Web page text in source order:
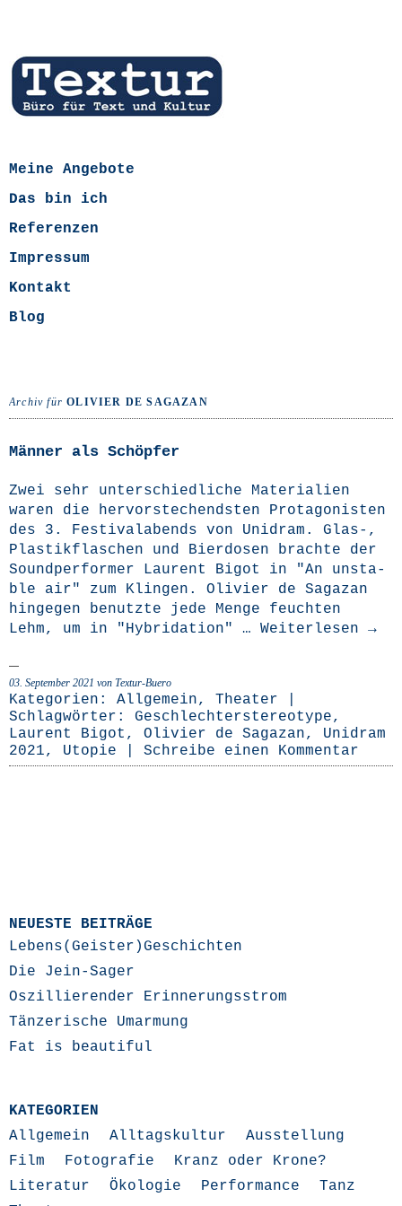
Meine Angebote
Das bin ich
Referenzen
Impressum
Kontakt
Blog
Archiv fürOLIVIER DE SAGAZAN
Männer als Schöpfer
Zwei sehr unter­schied­li­che Mate­ria­li­en
waren die her­vor­ste­chends­ten Prot­ago­nis­ten
des 3. Fes­ti­val­a­bends von Uni­dram. Glas‑,
Plas­tik­fla­schen und Bier­do­sen brach­te der
Sound­per­for­mer Lau­rent Bigot in "An unsta­
ble air" zum Klin­gen. Oli­vi­er de Saga­zan
hin­ge­gen benutz­te jede Men­ge feuch­ten
Lehm, um in "Hybrida­ti­on" … Wei­ter­le­sen →
03. September 2021 von Textur-Buero
Kategorien: Allgemein, Theater
Schlagwörter: Geschlechterstereotype,
Laurent Bigot , Olivier de Sagazan, Unidram
2021, Utopie Schreibe einen Kommentar
NEUESTE BEITRÄGE
Lebens(Geister)Geschichten
Die Jein-Sager
Oszillierender Erinnerungsstrom
Tänzerische Umarmung
Fat is beautiful
KATEGORIEN
Allgemein
Alltagskultur
Ausstellung
Film
Fotografie
Kranz oder Krone?
Literatur
Ökologie Performance
Tanz